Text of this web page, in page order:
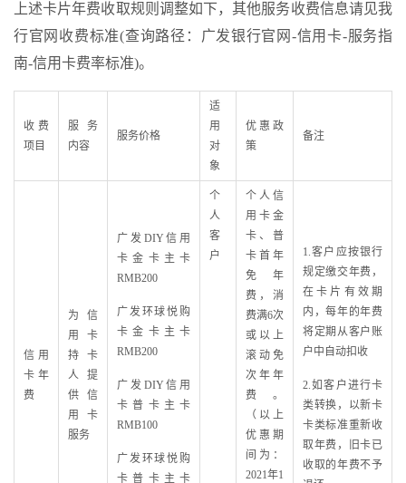
上述卡片年费收取规则调整如下，其他服务收费信息请见我
行官网收费标准(查询路径：广发银行官网-信用卡-服务指
南-信用卡费率标准)。
收费
项目
服务
内容
服务价格
适
用
对
象
优惠政
策
备注
信用
卡年
费
为信
用卡
持卡
人提
供信
用卡
服务
广发DIY信用
卡金卡主卡
RMB200
广发环球悦购
卡金卡主卡
RMB200
广发DIY信用
卡普卡主卡
RMB100
广发环球悦购
卡普卡主卡
个
人
客
户
个人信
用卡金
卡、普
卡首年
免年
费，消
费满6次
或以上
滚动免
次年年
费。
（以上
优惠期
间为：
2021年1
1.客户应按银行
规定缴交年费，
在卡片有效期
内，每年的年费
将定期从客户账
户中自动扣收
2.如客户进行卡
类转换，以新卡
卡类标准重新收
取年费，旧卡已
收取的年费不予